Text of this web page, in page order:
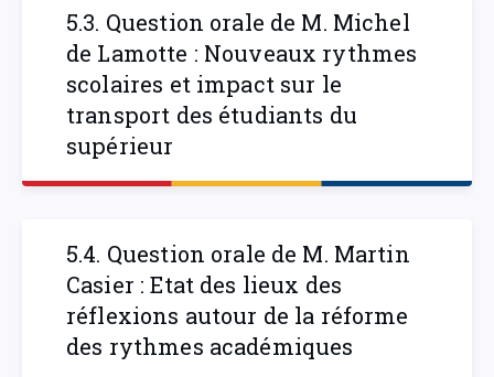
5.3. Question orale de M. Michel
de Lamotte : Nouveaux rythmes
scolaires et impact sur le
transport des étudiants du
supérieur
5.4. Question orale de M. Martin
Casier : Etat des lieux des
réflexions autour de la réforme
des rythmes académiques